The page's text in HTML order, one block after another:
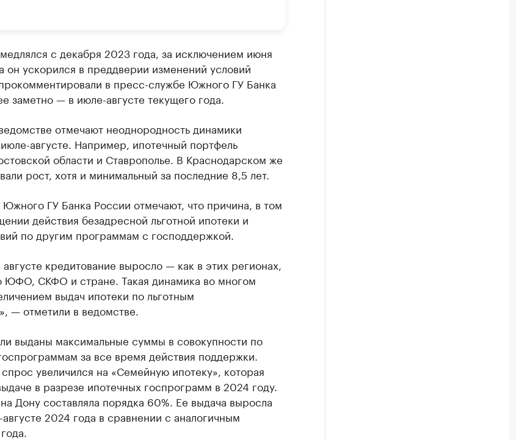
с декабря 2023 года, за исключением июня
он ускорился в преддверии изменений условий
в пресс-службе Южного ГУ Банка
заметно — в июле-августе текущего года.
отмечают неоднородность динамики
августе. Например, ипотечный портфель
области и Ставрополье. В Краснодарском же
рост, хотя и минимальный за последние 8,5 лет.
ГУ Банка России отмечают, что причина, в том
действия безадресной льготной ипотеки и
по другим программам с господдержкой.
кредитование выросло — как в этих регионах,
ЮФО, СКФО и стране. Такая динамика во многом
выдач ипотеки по льготным
— отметили в ведомстве.
выданы максимальные суммы в совокупности по
за все время действия поддержки.
увеличился на «Семейную ипотеку», которая
в разрезе ипотечных госпрограмм в 2024 году.
Дону составляла порядка 60%. Ее выдача выросла
августе 2024 года в сравнении с аналогичным